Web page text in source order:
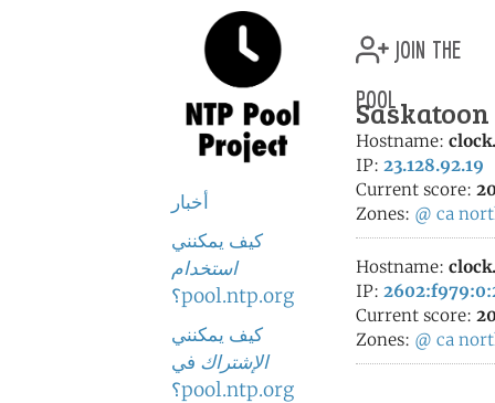
أخبار
كيف يمكنني
استخدام
pool.ntp.org؟
كيف يمكنني
الإشتراك في
pool.ntp.org؟
join the
pool
Hostname:
IP: 23.128.92.19
Current score:
Zones: @ ca
Hostname:
IP:
Current score:
Zones: @ ca